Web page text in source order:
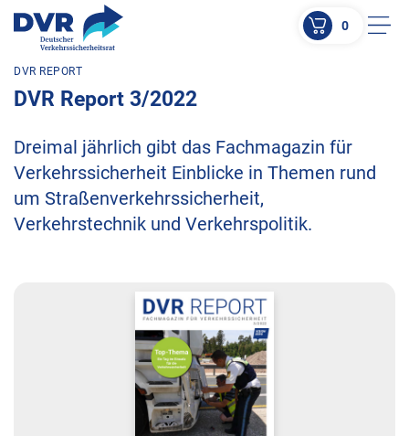
ZUM HAUPTINHALT SPRINGEN
ZUR SUCHE SPRINGEN
0
DVR REPORT
DVR Report 3/2022
Dreimal jährlich gibt das Fachmagazin für
Verkehrssicherheit Einblicke in Themen rund
um Straßenverkehrssicherheit,
Verkehrstechnik und Verkehrspolitik.